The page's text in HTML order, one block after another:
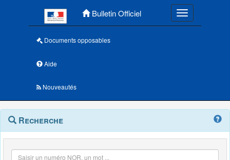
Bulletin Officiel Toggle
Documents opposables
Aide
Nouveautés
Navigation
outils
Menu
contextuel
Recherche